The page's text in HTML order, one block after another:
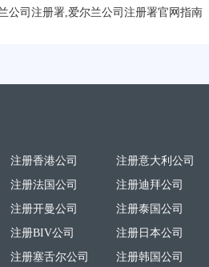
钟前用户提问：塞浦路斯注册公司安全吗
钟前用户提问： 在英国可以注册空壳公
钟前用户提问： 注册新加坡公司要求？
公司注册署,爱尔兰公司注册署官网指南
注册香港公司
注册法国公司
注册开曼公司
注册BIV公司
注册塞舌尔公司
注册意大利公司
注册迪拜公司
注册泰国公司
注册日本公司
注册韩国公司